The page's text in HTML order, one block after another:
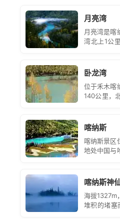
连绵，2800米海拔的禾木
赏到吉克普林，震撼美景
峪。
10:00到达喀纳斯换乘中心。
玩法一：乘坐区间车到码头
湖边泰加林廊道自由漫步欣
身姿，呼吸夹着松柏香味的
福......
玩法二：乘坐区间车至码头
船游湖(游船费用120元/人
玩法三：可前往喀纳斯的至高
免费景点，可在微信小程序
预约上，敬请理解，观鱼台
18:00游览结束后，乘坐区
店，傍晚自由晚餐。
【温馨提示】
月亮湾
月亮湾是喀
湾北上1公
卧龙湾
位于禾木喀
140公里，
成。
喀纳斯
喀纳斯景区
地处中国与
喀纳斯神
海拔1327m
堆积的堵塞